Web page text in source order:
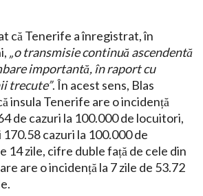
că Tenerife a înregistrat, în
„o transmisie continuă ascendentă
importantă, în raport cu
trecute”. În acest sens, Blas
insula Tenerife are o incidență
de cazuri la 100.000 de locuitori,
170.58 cazuri la 100.000 de
14 zile, cifre duble față de cele din
are o incidență la 7 zile de 53.72